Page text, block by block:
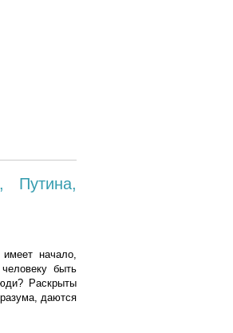
Путина,
начало,
быть
Раскрыты
даются